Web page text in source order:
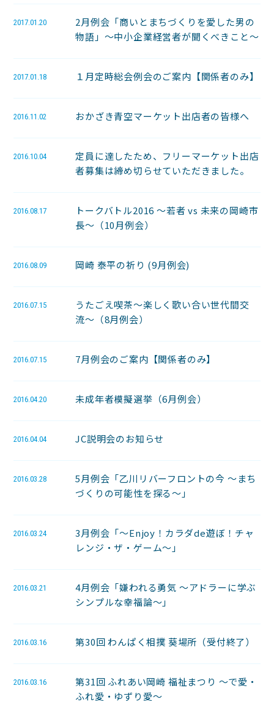
2017.01.20
2月例会「商いとまちづくりを愛した男の
物語」～中小企業経営者が聞くべきこと～
2017.01.18 １月定時総会例会のご案内【関係者のみ】
2016.11.02 おかざき青空マーケット出店者の皆様へ
2016.10.04
定員に達したため、フリーマーケット出店
者募集は締め切らせていただきました。
2016.08.17
トークバトル2016 ～若者 vs 未来の岡崎市
長～（10月例会）
2016.08.09 岡崎 泰平の祈り (9月例会)
2016.07.15
うたごえ喫茶〜楽しく歌い合い世代間交
流〜（8月例会）
2016.07.15 7月例会のご案内【関係者のみ】
2016.04.20 未成年者模擬選挙（6月例会）
2016.04.04 JC説明会のお知らせ
2016.03.28
5月例会「乙川リバーフロントの今 〜まち
づくりの可能性を探る〜」
2016.03.24
3月例会「～Enjoy！カラダde遊ぼ！チャ
レンジ・ザ・ゲーム～」
2016.03.21
4月例会「嫌われる勇気 〜アドラーに学ぶ
シンプルな幸福論〜」
2016.03.16 第30回 わんぱく相撲 葵場所（受付終了）
2016.03.16
第31回 ふれあい岡崎 福祉まつり 〜で愛・
ふれ愛・ゆずり愛〜